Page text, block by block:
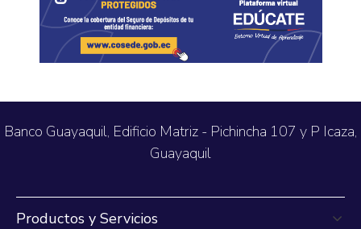
Banco Guayaquil, Edificio Matriz - Pichincha 107 y P Icaza,
Guayaquil
Productos y Servicios